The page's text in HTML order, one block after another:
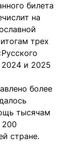
билета
на
трех
2024 и 2025
более
тысячам
200
стране.